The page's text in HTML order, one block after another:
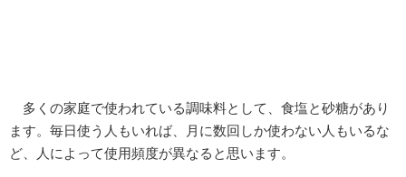
多くの家庭で使われている調味料として、食塩と砂糖があり
ます。毎日使う人もいれば、月に数回しか使わない人もいるな
ど、人によって使用頻度が異なると思います。